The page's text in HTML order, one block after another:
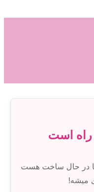
راه است
ما در حال ساخت هست
میشه!